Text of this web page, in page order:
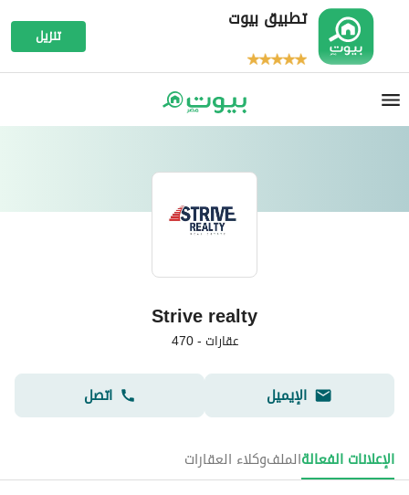
تطبيق بيوت
تنزيل
Strive realty
عقارات-
470
الإيميل اتصل
الإعلانات الفعالةالملفوكلاء العقارات